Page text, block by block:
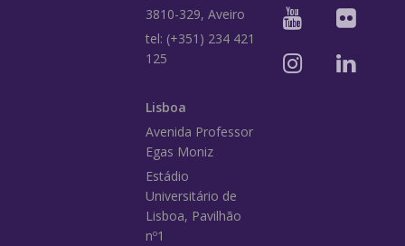
3810-329, Aveiro
tel: (+351) 234 421
125
Lisboa
Avenida Professor
Egas Moniz
Estádio
Universitário de
Lisboa, Pavilhão
nº1